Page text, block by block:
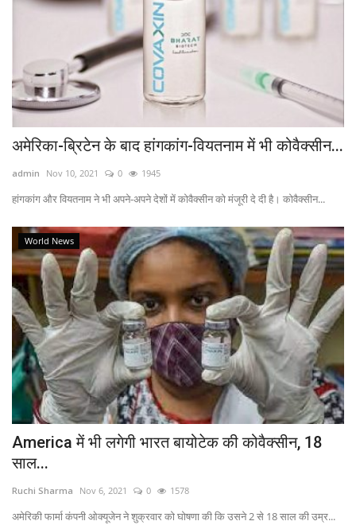
अमेरिका-ब्रिटेन के बाद हांगकांग-वियतनाम में भी कोवैक्सीन...
admin Nov 10, 2021 0 1945
हांगकांग और वियतनाम ने भी अपने-अपने देशों में कोवैक्सीन को मंजूरी दे दी है। कोवैक्सीन...
World News
America में भी लगेगी भारत बायोटेक की कोवैक्सीन, 18
साल...
Ruchi Sharma Nov 6, 2021 0 1578
अमेरिकी फार्मा कंपनी ओक्यूजेन ने शुक्रवार को घोषणा की कि उसने 2 से 18 साल की उम्र...